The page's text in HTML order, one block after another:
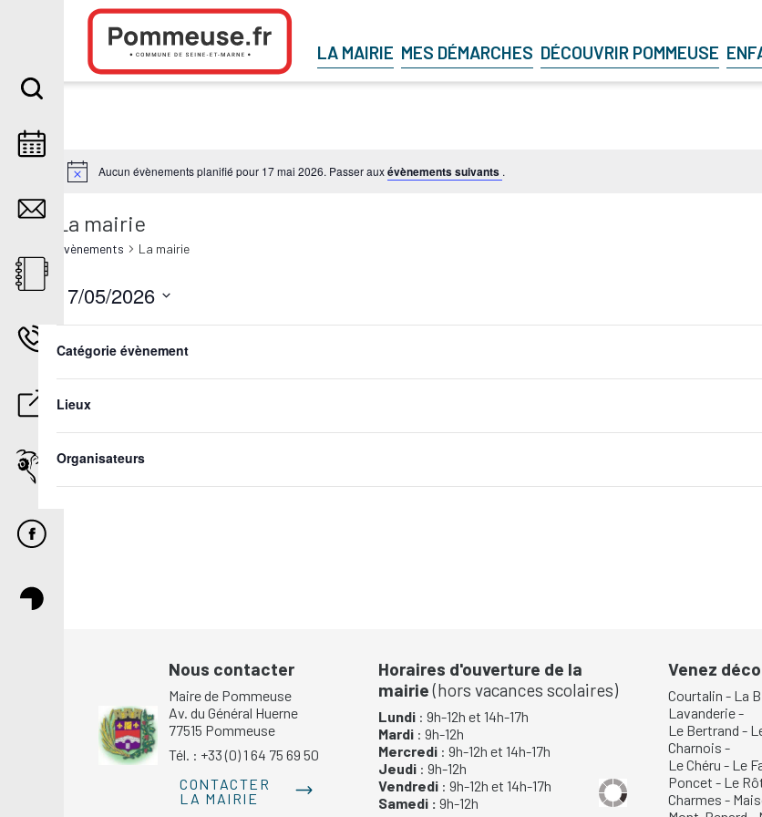
Aller au contenu
LA MAIRIE MES DÉMARCHES DÉCOUVRIR POMMEUSE
Aucun évènements planifié pour 17 mai 2026. Passer auxévènements suivants .
La mairie
Évènements La mairie
any
the
form
will
cause
the
list
Catégorie évènement
Lieux
Organisateurs
17/05/2026
date.Jour précédent
Nous contacter
Maire de Pommeuse
Av. du Général Huerne
77515 Pommeuse
Tél. : +33 (0) 1 64 75 69 50
CONTACTER
LA MAIRIE
Horaires d'ouverture de la
mairie(hors vacances scolaires)
Lundi: 9h-12h et 14h-17h
Mardi : 9h-12h
Mercredi : 9h-12h et 14h-17h
Jeudi : 9h-12h
Vendredi : 9h-12h et 14h-17h
Samedi : 9h-12h
Venez
Courtalin - La
Lavanderie-
Le Bertrand -
Charnois -
Le Chéru - Le
Poncet - Le
Charmes -